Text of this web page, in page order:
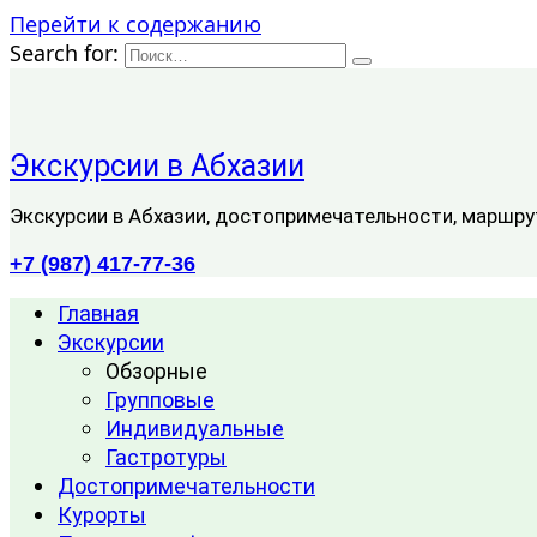
Перейти к содержанию
Search for:
Экскурсии в Абхазии
Экскурсии в Абхазии, достопримечательности,
+7 (987) 417-77-36
Главная
Экскурсии
Обзорные
Групповые
Индивидуальные
Гастротуры
Достопримечательности
Курорты